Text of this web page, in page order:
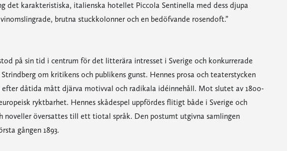
det karakteristiska, italienska hotellet Piccola Sentinella med dess djupa
brutna stuckkolonner och en bedöfvande rosendoft.”
på sin tid i centrum för det litterära intresset i Sverige och konkurrerade
om kritikens och publikens gunst. Hennes prosa och teaterstycken
efter dåtida mått djärva motivval och radikala idéinnehåll. Mot slutet av 1800-
ryktbarhet. Hennes skådespel uppfördes flitigt både i Sverige och
noveller översattes till ett tiotal språk. Den postumt utgivna samlingen
gången 1893.